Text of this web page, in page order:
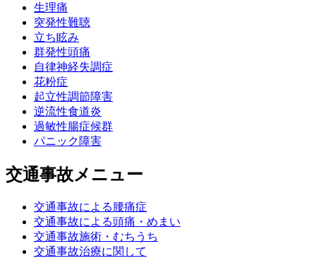
生理痛
突発性難聴
立ち眩み
群発性頭痛
自律神経失調症
花粉症
起立性調節障害
逆流性食道炎
過敏性腸症候群
パニック障害
交通事故メニュー
交通事故による腰痛症
交通事故による頭痛・めまい
交通事故施術・むちうち
交通事故治療に関して